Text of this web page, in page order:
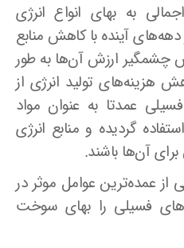
به بهای انواع انرژی
آینده با کاهش منابع
ارزش آن‌ها به طور
هزینه‌های تولید انرژی از
فسیلی عمدتا به عنوان مواد
گردیده و منابع انرژی
آن‌ها باشند.
از عمده‌ترین عوامل موثر در
فسیلی را بهای سوخت